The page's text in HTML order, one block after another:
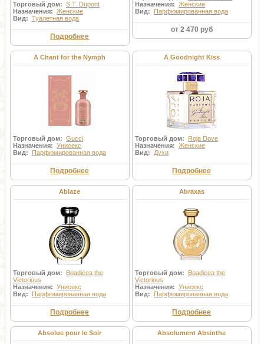
Торговый дом: S.T. Dupont
Назначения: Женские
Вид: Туалетная вода
Подробнее
Назначения: Женские
Вид: Парфюмированная вода
от 2 470 руб
A Chant for the Nymph
Торговый дом: Gucci
Назначения: Унисекс
Вид: Парфюмированная вода
Подробнее
A Goodnight Kiss
Торговый дом: Roja Dove
Назначения: Женские
Вид: Духи
Подробнее
Ablaze
Торговый дом: Boadicea the
Victorious
Назначения: Унисекс
Вид: Парфюмированная вода
Подробнее
Abraxas
Торговый дом: Boadicea the
Victorious
Назначения: Унисекс
Вид: Парфюмированная вода
Подробнее
Absolue pour le Soir Absolument Absinthe